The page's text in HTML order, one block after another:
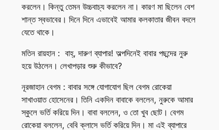
করলেন। কিন্তু তেমন উচ্চবাচ্য করলেন না। কারণ মা ছিলেন বেশ
শান্ত স্বভাবের। দিনে দিনে এভাবেই আমার কলকাতার জীবন বদলে
যেতে থাকে।
মতিন রায়হান : বাহ্, দারুণ ব্যাপার! অল্পদিনেই বাবার পছন্দের নুরু
হয়ে উঠলেন। লেখাপড়ার শুরু কীভাবে?
নূরজাহান বেগম : বাবার সঙ্গে যোগাযোগ ছিল বেগম রোকেয়া
সাখাওয়াত হোসেনের। তিনি একদিন বাবাকে বললেন, নুরুকে আমার
স্কুলে ভর্তি করিয়ে দিন। বাবা বললেন, ও তো খুব ছোট। বেগম
রোকেয়া বললেন, বেবি ক্লাসে ভর্তি করিয়ে দিন। মা এই ব্যাপারে